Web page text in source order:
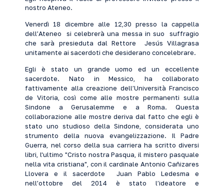
nostro Ateneo.
Venerdì 18 dicembre alle 12,30 presso la cappella
dell’Ateneo si celebrerà una messa in suo suffragio
che sarà presieduta dal Rettore Jesús Villagrasa
unitamente ai sacerdoti che desiderano concelebrare.
Egli è stato un grande uomo ed un eccellente
sacerdote. Nato in Messico, ha collaborato
fattivamente alla creazione dell’Università Francisco
de Vitoria, così come alle mostre permanenti sulla
Sindone a Gerusalemme e a Roma. Questa
collaborazione alle mostre deriva dal fatto che egli è
stato uno studioso della Sindone, considerata uno
strumento della nuova evangelizzazione. Il Padre
Guerra, nel corso della sua carriera ha scritto diversi
libri, l'ultimo "Cristo nostra Pasqua, il mistero pasquale
nella vita cristiana", con il cardinale Antonio Cañizares
Llovera e il sacerdote Juan Pablo Ledesma e
nell’ottobre del 2014 è stato l’ideatore e